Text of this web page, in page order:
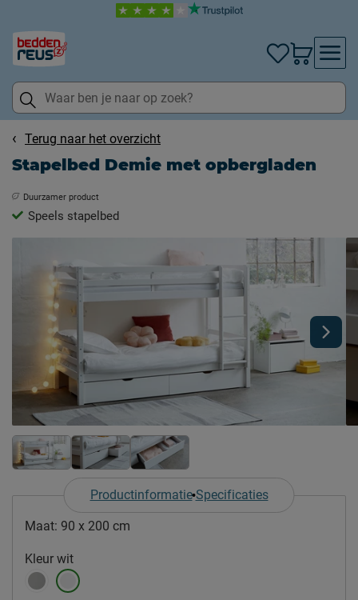
Terug naar het overzicht
Stapelbed Demie met opbergladen
Duurzamer product
Speels stapelbed
Productinformatie Specificaties
Maat: 90 x 200 cm
Kleur wit